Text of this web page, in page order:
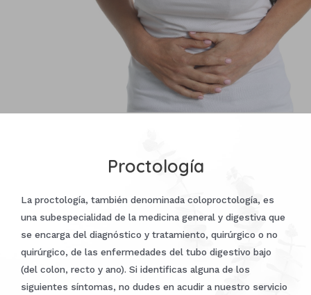
Proctología
La proctología, también denominada coloproctología, es
una subespecialidad de la medicina general y digestiva que
se encarga del diagnóstico y tratamiento, quirúrgico o no
quirúrgico, de las enfermedades del tubo digestivo bajo
(del colon, recto y ano). Si identificas alguna de los
siguientes síntomas, no dudes en acudir a nuestro servicio